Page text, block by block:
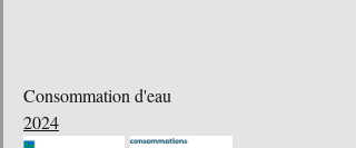
Consommation d'eau
2024